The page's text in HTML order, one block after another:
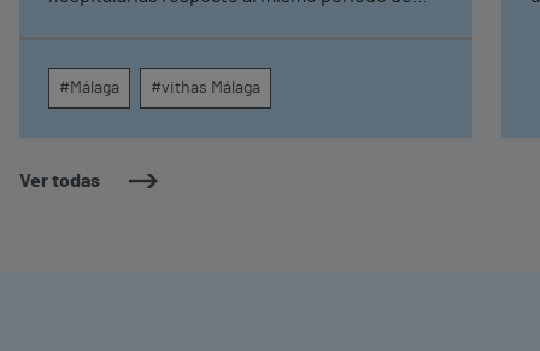
Ver todas
provincia dispara un 140% las intervenciones
quirúrgicas ambulatorias y un 7% las consultas
como oftalmología, aparato digestivo,
#Málaga #vithas Málaga